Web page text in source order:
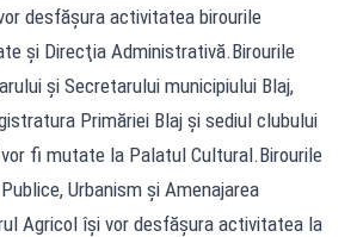
desfăşura activitatea birourile
şi Direcţia Administrativă.Birourile
şi Secretarului municipiului Blaj,
Primăriei Blaj şi sediul clubului
fi mutate la Palatul Cultural.Birourile
Urbanism şi Amenajarea
Agricol îşi vor desfăşura activitatea la